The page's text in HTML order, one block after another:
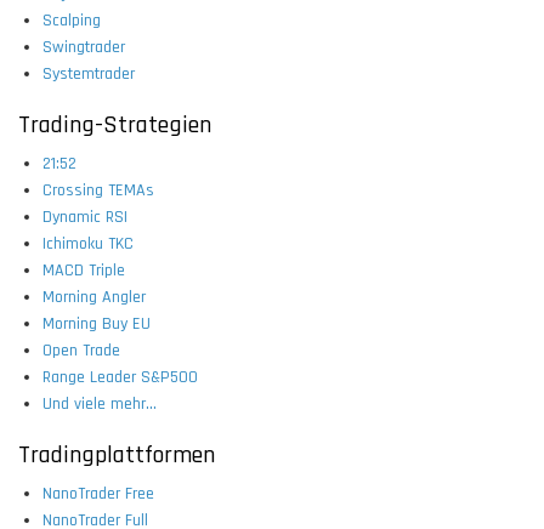
Scalping
Swingtrader
Systemtrader
Trading-Strategien
21:52
Crossing TEMAs
Dynamic RSI
Ichimoku TKC
MACD Triple
Morning Angler
Morning Buy EU
Open Trade
Range Leader S&P500
Und viele mehr...
Tradingplattformen
NanoTrader Free
NanoTrader Full